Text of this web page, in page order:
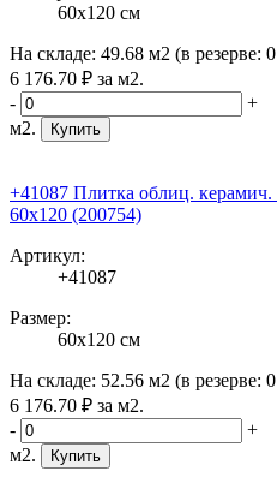
60x120 см
На складе: 49.68 м2 (в резерве:
6 176.70 ₽ за м2.
-
+
м2.
Купить
+41087 Плитка облиц.
60x120 (200754)
Артикул:
+41087
Размер:
60x120 см
На складе: 52.56 м2 (в резерве:
6 176.70 ₽ за м2.
-
+
м2.
Купить